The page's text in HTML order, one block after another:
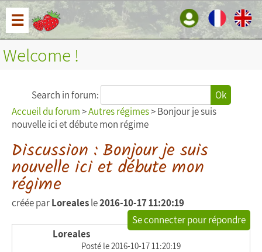
☰
Welcome !
Search in forum:
Ok
Accueil du forum>Autres régimes> Bonjour je suis
nouvelle ici et débute mon régime
Discussion : Bonjour je suis
nouvelle ici et débute mon
régime
créée parLorealesle2016-10-17 11:20:19
Se connecter pour répondre
Loreales
Posté le 2016-10-17 11:20:19